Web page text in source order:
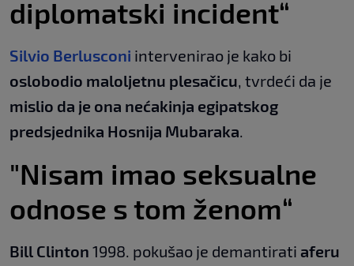
diplomatski incident“
Silvio Berlusconi intervenirao je kako bi
oslobodio maloljetnu plesačicu, tvrdeći da je
mislio da je ona nećakinja egipatskog
predsjednika Hosnija Mubaraka.
"Nisam imao seksualne
odnose s tom ženom“
Bill Clinton 1998. pokušao je demantirati aferu